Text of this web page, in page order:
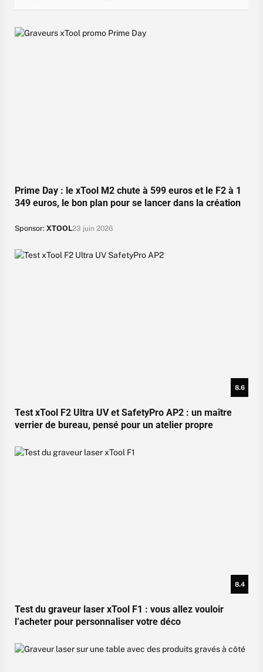
Prime Day : le xTool M2 chute à 599 euros et le F2 à 1
349 euros, le bon plan pour se lancer dans la création
Sponsor: XTOOL23 juin 2026
8.6
Test xTool F2 Ultra UV et SafetyPro AP2 : un maître
verrier de bureau, pensé pour un atelier propre
8.4
Test du graveur laser xTool F1 : vous allez vouloir
l’acheter pour personnaliser votre déco